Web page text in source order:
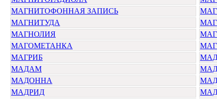
МАГНИТОФОННАЯ ЗАПИСЬ
МАГНИТУДА
МАГНОЛИЯ
МАГОМЕТАНКА
МАГРИБ
МАДАМ
МАДОННА
МАДРИД